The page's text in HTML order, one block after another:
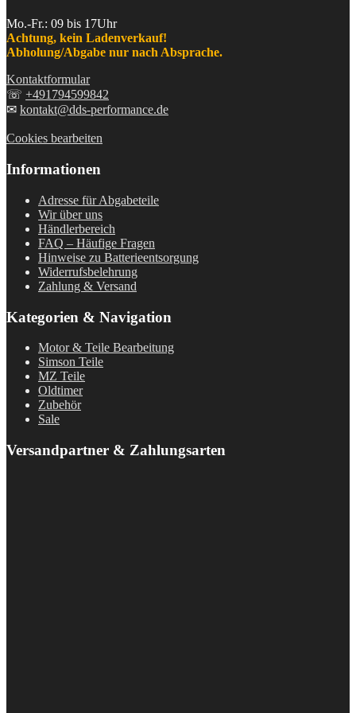
Mo.-Fr.: 09 bis 17Uhr
Achtung, kein Ladenverkauf!
Abholung/Abgabe nur nach Absprache.
Kontaktformular
☏ +491794599842
✉ kontakt@dds-performance.de
Cookies bearbeiten
Informationen
Adresse für Abgabeteile
Wir über uns
Händlerbereich
FAQ – Häufige Fragen
Hinweise zu Batterieentsorgung
Widerrufsbelehrung
Zahlung & Versand
Kategorien & Navigation
Motor & Teile Bearbeitung
Simson Teile
MZ Teile
Oldtimer
Zubehör
Sale
Versandpartner & Zahlungsarten